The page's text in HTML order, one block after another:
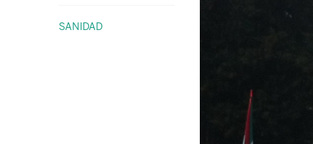
SANIDAD